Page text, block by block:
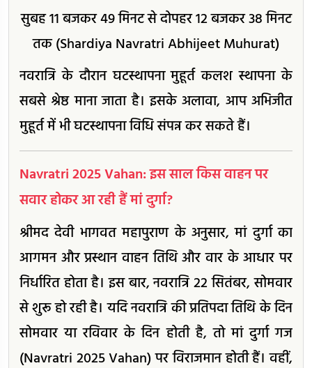
सुबह 11 बजकर 49 मिनट से दोपहर 12 बजकर 38 मिनट
तक (Shardiya Navratri Abhijeet Muhurat)
नवरात्रि के दौरान घटस्थापना मुहूर्त कलश स्थापना के
सबसे श्रेष्ठ माना जाता है। इसके अलावा, आप अभिजीत
मुहूर्त में भी घटस्थापना विधि संपन्न कर सकते हैं।
Navratri 2025 Vahan: इस साल किस वाहन पर
सवार होकर आ रही हैं मां दुर्गा?
श्रीमद देवी भागवत महापुराण के अनुसार, मां दुर्गा का
आगमन और प्रस्थान वाहन तिथि और वार के आधार पर
निर्धारित होता है। इस बार, नवरात्रि 22 सितंबर, सोमवार
से शुरू हो रही है। यदि नवरात्रि की प्रतिपदा तिथि के दिन
सोमवार या रविवार के दिन होती है, तो मां दुर्गा गज
(Navratri 2025 Vahan) पर विराजमान होती हैं। वहीं,